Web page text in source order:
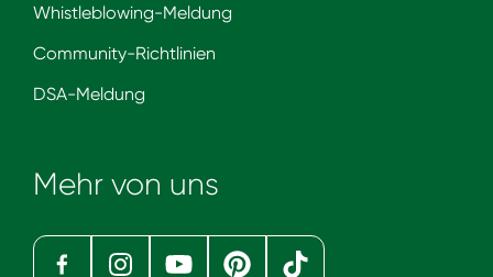
Whistleblowing-Meldung
Community-Richtlinien
DSA-Meldung
Mehr von uns